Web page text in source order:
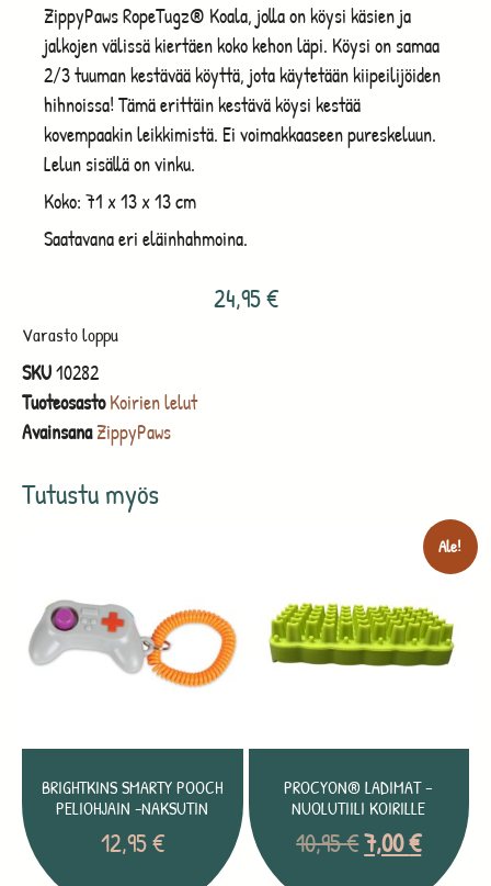
Tutustu myös
BRIGHTKINS SMARTY POOCH
PELIOHJAIN -NAKSUTIN
12,95€
Ale!
PROCYON® LADIMAT –
NUOLUTIILI KOIRILLE
10,95€7,00€
ZippyPaws RopeTugz® Koala, jolla on köysi käsien ja
jalkojen välissä kiertäen koko kehon läpi. Köysi on samaa
2/3 tuuman kestävää köyttä, jota käytetään kiipeilijöiden
hihnoissa! Tämä erittäin kestävä köysi kestää
kovempaakin leikkimistä. Ei voimakkaaseen pureskeluun.
Lelun sisällä on vinku.
Koko: 71 x 13 x 13 cm
Saatavana eri eläinhahmoina.
24,95€
Varasto loppu
SKU10282
Tuoteosasto Koirien lelut
AvainsanaZippyPaws